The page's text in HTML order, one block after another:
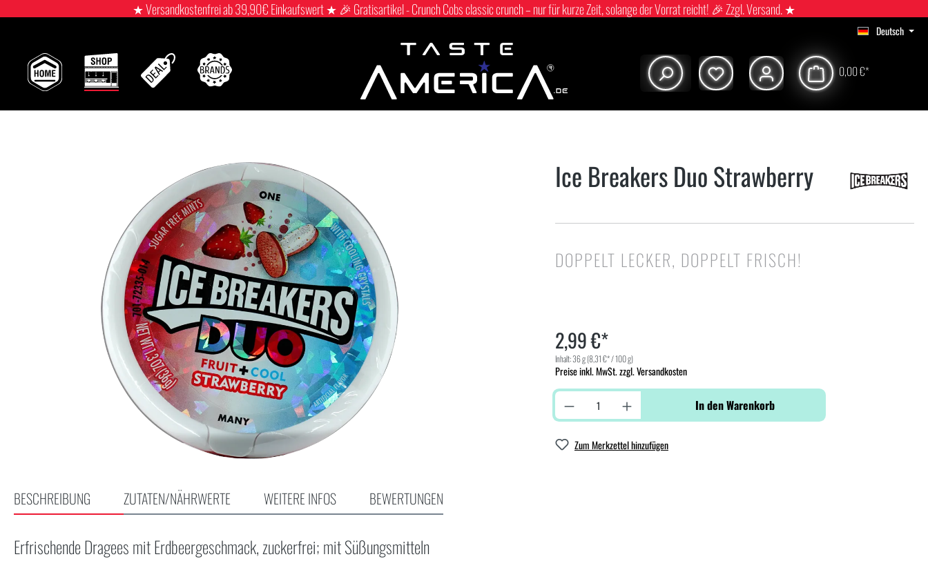
★ Versandkostenfrei ab 39,90€ Einkaufswert ★ 🎉 Gratisartikel - Crunch Cobs classic crunch – nur für kurze Zeit, solange der Vorrat reicht! 🎉 Zzgl. Versand. ★
Deutsch
0,00 €*
Ice Breakers Duo Strawberry
DOPPELT LECKER, DOPPELT FRISCH!
2,99 €*
Inhalt:36 g(8,31 €* / 100 g)
Preise inkl. MwSt. zzgl. Versandkosten
In den Warenkorb
Zum Merkzettel hinzufügen
BESCHREIBUNG ZUTATEN/NÄHRWERTE WEITERE INFOS BEWERTUNGEN
Erfrischende Dragees mit Erdbeergeschmack, zuckerfrei; mit Süßungsmitteln